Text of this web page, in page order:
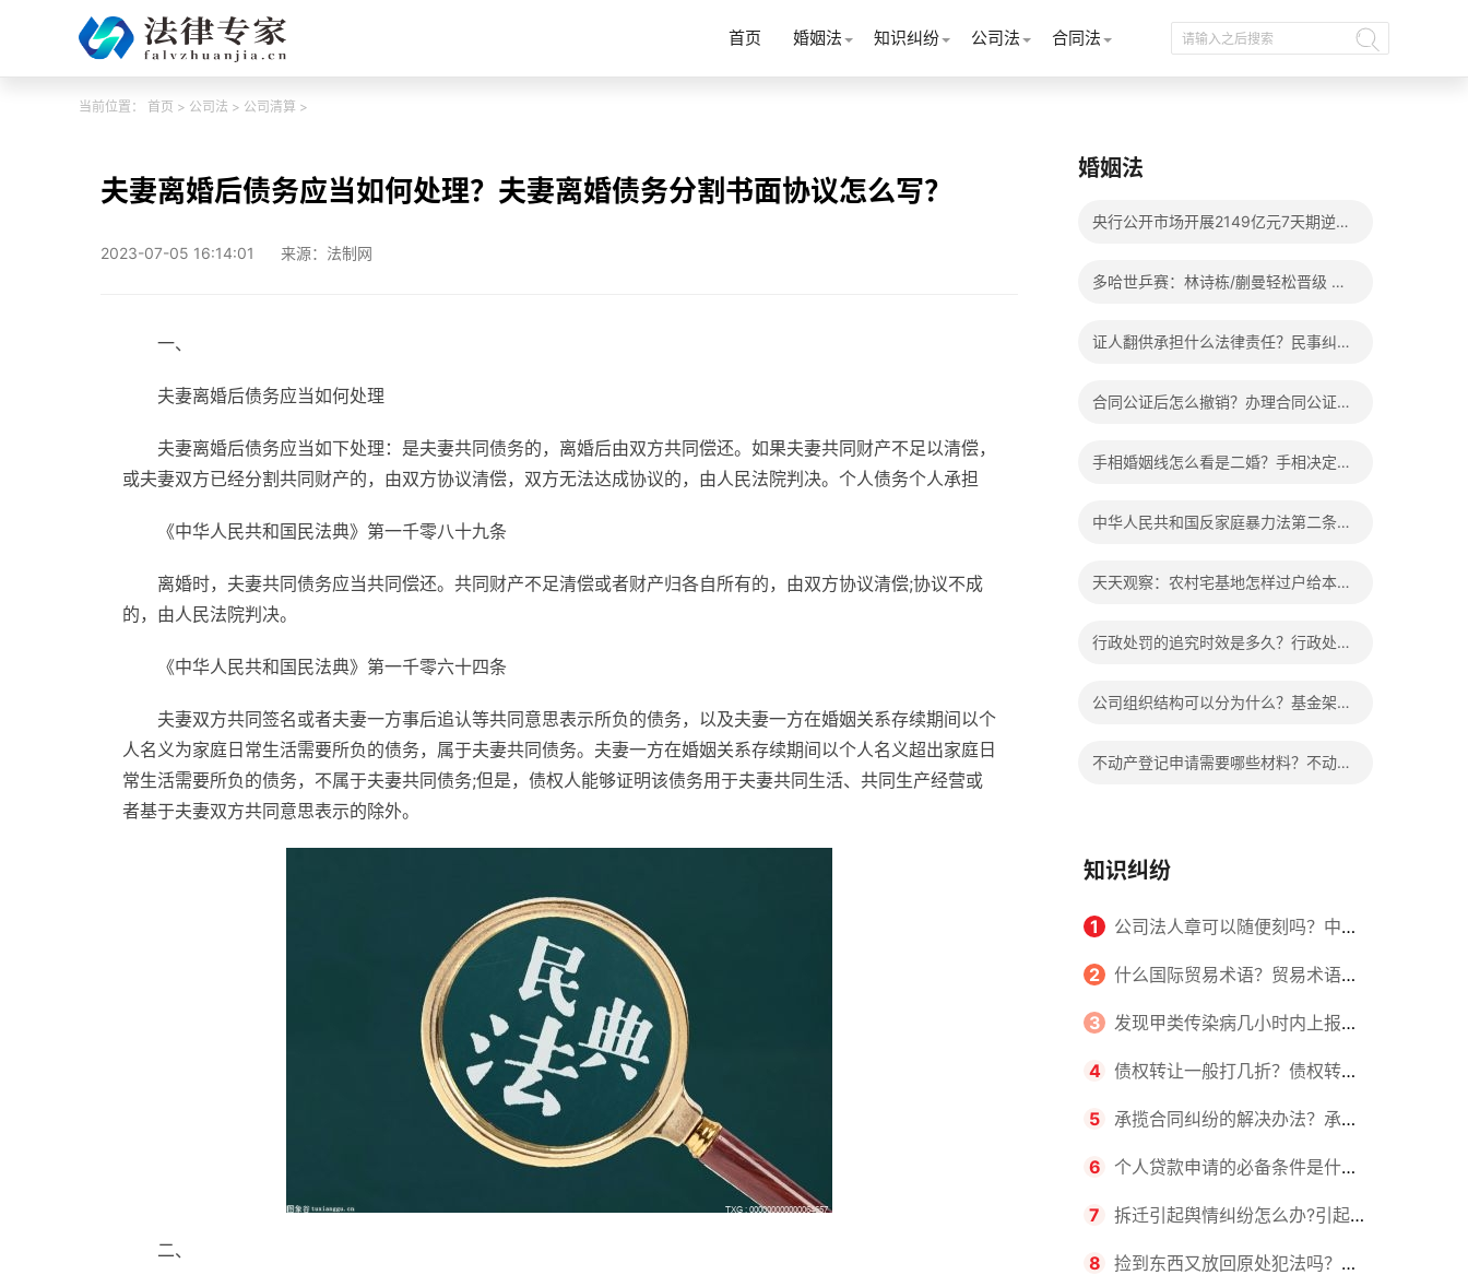
首页 婚姻法 知识纠纷 公司法 合同法
当前位置： 首页 > 公司法 > 公司清算 >
夫妻离婚后债务应当如何处理？夫妻离婚债务分割书面协议怎么写？
2023-07-05 16:14:01 来源：法制网
一、
夫妻离婚后债务应当如何处理
夫妻离婚后债务应当如下处理：是夫妻共同债务的，离婚后由双方共同偿还。如果夫妻共同财产不足以清偿，
或夫妻双方已经分割共同财产的，由双方协议清偿，双方无法达成协议的，由人民法院判决。个人债务个人承担
《中华人民共和国民法典》第一千零八十九条
离婚时，夫妻共同债务应当共同偿还。共同财产不足清偿或者财产归各自所有的，由双方协议清偿;协议不成
的，由人民法院判决。
《中华人民共和国民法典》第一千零六十四条
夫妻双方共同签名或者夫妻一方事后追认等共同意思表示所负的债务，以及夫妻一方在婚姻关系存续期间以个
人名义为家庭日常生活需要所负的债务，属于夫妻共同债务。夫妻一方在婚姻关系存续期间以个人名义超出家庭日
常生活需要所负的债务，不属于夫妻共同债务;但是，债权人能够证明该债务用于夫妻共同生活、共同生产经营或
者基于夫妻双方共同意思表示的除外。
二、
婚姻法
央行公开市场开展2149亿元7天期逆回
多哈世乒赛：林诗栋/蒯曼轻松晋级 混
证人翻供承担什么法律责任？民事纠纷
合同公证后怎么撤销？办理合同公证需
手相婚姻线怎么看是二婚？手相决定一
中华人民共和国反家庭暴力法第二条的
天天观察：农村宅基地怎样过户给本村
行政处罚的追究时效是多久？行政处罚
公司组织结构可以分为什么？基金架构
不动产登记申请需要哪些材料？不动产
知识纠纷
1 公司法人章可以随便刻吗？中华
人民共和国公司法第三条的内容是什
么？ 天天热闻
2 什么国际贸易术语？贸易术语在
国际贸易中起着积极的作用主要表现
在哪几个方面？_视点
3 发现甲类传染病几小时内上报？
工作期间得了传染病算不算工伤？
4 债权转让一般打几折？债权转让
合法吗？
5 承揽合同纠纷的解决办法？承揽
合同质保期一般多长时间？|环球看
点
6 个人贷款申请的必备条件是什
么？申请贷款的流程是什么？
7 拆迁引起舆情纠纷怎么办?引起征
地拆迁纠纷的原因有哪些?
8 捡到东西又放回原处犯法吗？捡